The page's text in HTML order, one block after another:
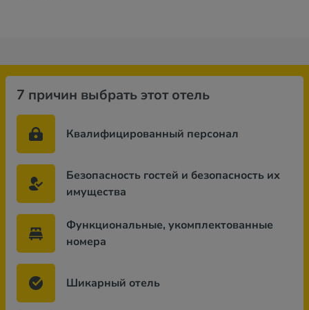
7 причин выбрать этот отель
Квалифицированный персонал
Безопасность гостей и безопасность их
имущества
Функциональные, укомплектованные
номера
Шикарный отель